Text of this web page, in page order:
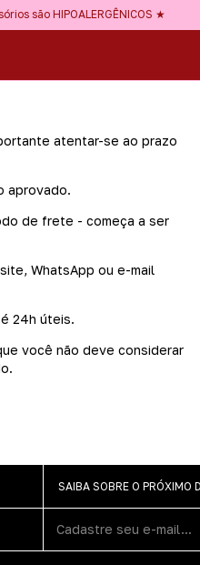
são HIPOALERGÊNICOS ★
a partir de R$150 ★
atentar-se ao prazo
aprovado.
de frete - começa a ser
WhatsApp ou e-mail
24h úteis.
você não deve considerar
SAIBA SOBRE O PRÓXIMO